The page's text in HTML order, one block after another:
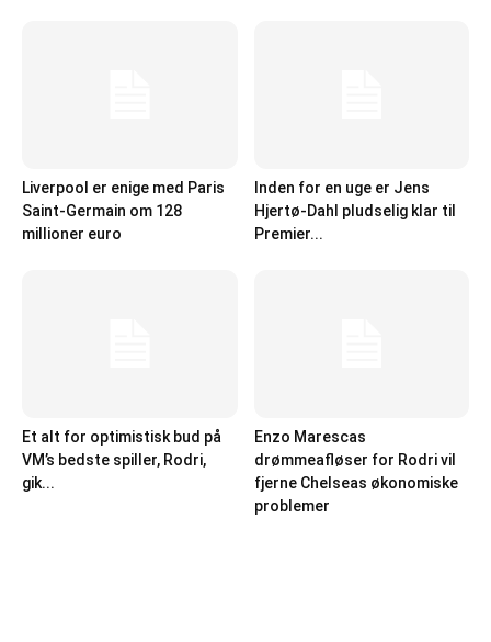
Liverpool er enige med Paris
Saint-Germain om 128
millioner euro
Inden for en uge er Jens
Hjertø-Dahl pludselig klar til
Premier...
Et alt for optimistisk bud på
VM’s bedste spiller, Rodri,
gik...
Enzo Marescas
drømmeafløser for Rodri vil
fjerne Chelseas økonomiske
problemer